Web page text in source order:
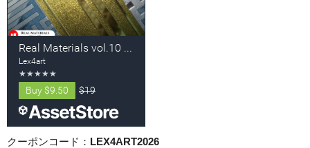
クーポンコード： LEX4ART2026